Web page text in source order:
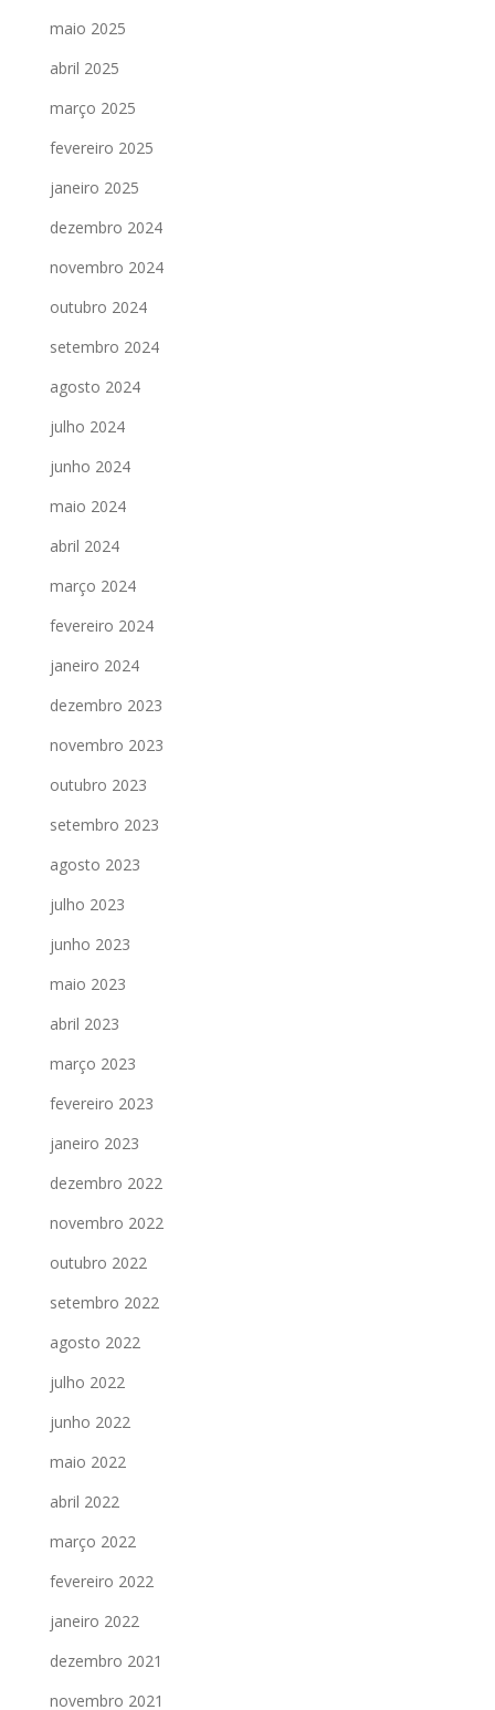
maio 2025
abril 2025
março 2025
fevereiro 2025
janeiro 2025
dezembro 2024
novembro 2024
outubro 2024
setembro 2024
agosto 2024
julho 2024
junho 2024
maio 2024
abril 2024
março 2024
fevereiro 2024
janeiro 2024
dezembro 2023
novembro 2023
outubro 2023
setembro 2023
agosto 2023
julho 2023
junho 2023
maio 2023
abril 2023
março 2023
fevereiro 2023
janeiro 2023
dezembro 2022
novembro 2022
outubro 2022
setembro 2022
agosto 2022
julho 2022
junho 2022
maio 2022
abril 2022
março 2022
fevereiro 2022
janeiro 2022
dezembro 2021
novembro 2021